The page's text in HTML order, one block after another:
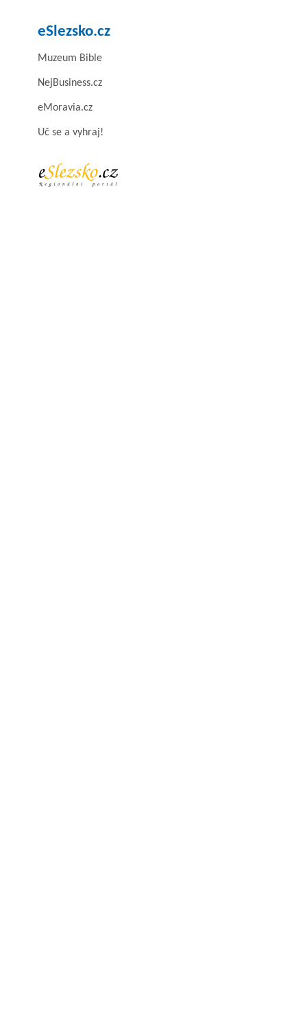
eSlezsko.cz
Muzeum Bible
NejBusiness.cz
eMoravia.cz
Uč se a vyhraj!